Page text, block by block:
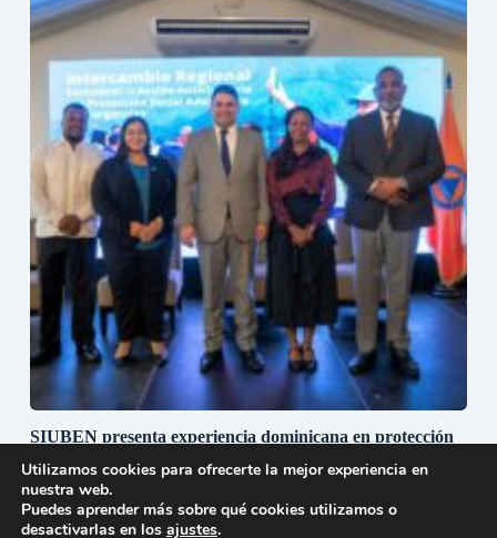
SIUBEN presenta experiencia dominicana en protección
Guatemala
30 de julio de 2026
Utilizamos cookies para ofrecerte la mejor experiencia en
nuestra web.
Puedes aprender más sobre qué cookies utilizamos o
desactivarlas en los ajustes.